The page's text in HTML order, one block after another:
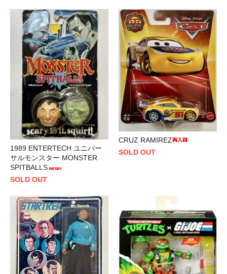
1989 ENTERTECH ユニバー
サルモンスター MONSTER
SPITBALLS
SOLD OUT
CRUZ RAMIREZ
SOLD OUT